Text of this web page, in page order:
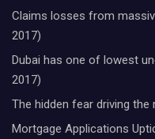
Claims losses from
2017)
Dubai has one of lowest
2017)
The hidden fear driving
Mortgage Applications